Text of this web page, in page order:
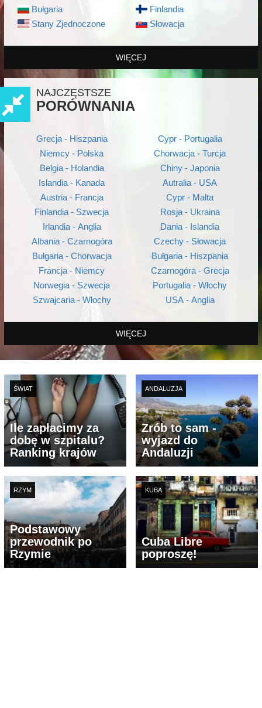
Bułgaria
Stany Zjednoczone
Finlandia
Słowacja
WIĘCEJ
NAJCZĘSTSZE
PORÓWNANIA
Grecja - Hiszpania
Niemcy - Polska
Belgia - Holandia
Islandia - Kanada
Austria - Francja
Finlandia - Szwecja
Irlandia - Anglia
Albania - Czarnogóra
Bułgaria - Chorwacja
Francja - Niemcy
Norwegia - Szwecja
Szwajcaria - Włochy
Cypr - Portugalia
Chorwacja - Turcja
Chiny - Japonia
Autralia - USA
Cypr - Malta
Rosja - Ukraina
Dania - Islandia
Czechy - Słowacja
Bułgaria - Hiszpania
Czarnogóra - Grecja
Portugalia - Włochy
USA - Anglia
WIĘCEJ
ŚWIAT
Ile zapłacimy za
dobę w szpitalu?
Ranking krajów
ANDALUZJA
Zrób to sam -
wyjazd do
Andaluzji
RZYM
Podstawowy
przewodnik po
Rzymie
KUBA
Cuba Libre
poproszę!